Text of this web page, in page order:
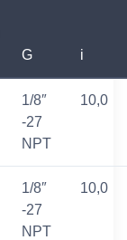
G i
1/8″
-27
NPT
10,0
1/8″
-27
NPT
10,0